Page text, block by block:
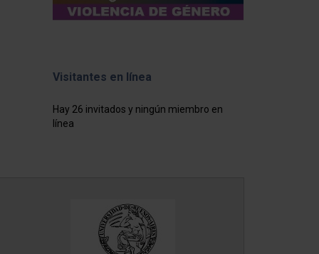
Visitantes en línea
Hay 26 invitados y ningún miembro en
línea